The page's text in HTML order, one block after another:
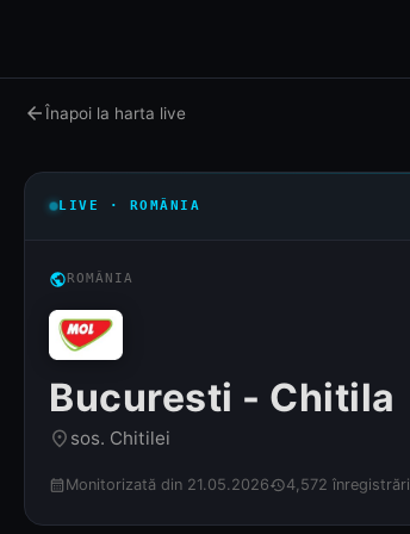
arrow_backÎnapoi la harta live
LIVE · ROMÂNIA
publicROMÂNIA
Bucuresti - Chitila
place sos. Chitilei
calendar_month Monitorizată din 21.05.2026history4,572 înregistrări